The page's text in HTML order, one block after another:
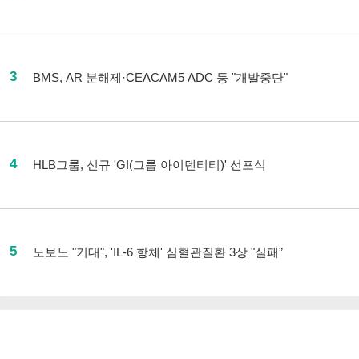
3 BMS, AR 분해제·CEACAM5 ADC 등 "개발중단"
4 HLB그룹, 신규 'GI(그룹 아이덴티티)' 선포식
5 노보노 "기대", 'IL-6 항체' 심혈관질환 3상 "실패”